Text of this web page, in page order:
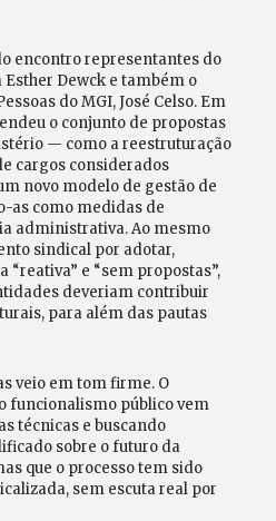
encontro representantes do
Dewck e também o
do MGI, José Celso. Em
o conjunto de propostas
— como a reestruturação
cargos considerados
novo modelo de gestão de
as como medidas de
administrativa. Ao mesmo
sindical por adotar,
“reativa” e “sem propostas”,
deveriam contribuir
para além das pautas
veio em tom firme. O
funcionalismo público vem
técnicas e buscando
sobre o futuro da
que o processo tem sido
sem escuta real por